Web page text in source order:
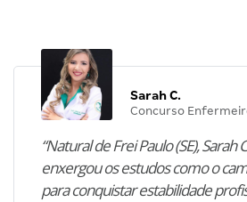
Sarah C.
Concurso
“Natural de Frei Paulo (SE), Sarah
enxergou os estudos como o
para conquistar estabilidade